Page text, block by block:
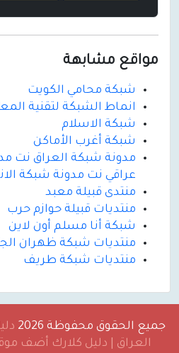
مواقع مشابهة
شبكة محامي الكويت
انماط الشبكة لتقنية
شبكة الاسلام
شبكة أغرب الأماكن
مدونة شبكة العراق نت
عراقي نت مدونة شبكة
منتدى قبيلة معبد
منتديات قبيلة حوازم حرب
شبكة أنا مسلم أون لاين
منتديات شبكة ظهران
منتديات شبكة طريف
جميع الحقوق محفوظة 2026
العراق | دليل كلارك أضف